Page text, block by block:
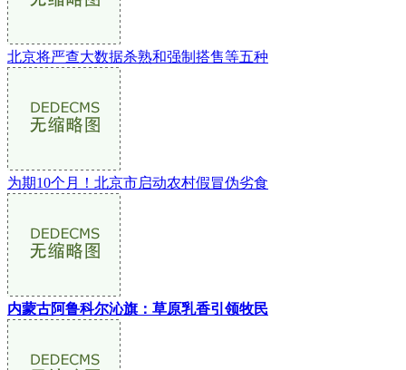
北京将严查大数据杀熟和强制搭售等五种
为期10个月！北京市启动农村假冒伪劣食
内蒙古阿鲁科尔沁旗：草原乳香引领牧民